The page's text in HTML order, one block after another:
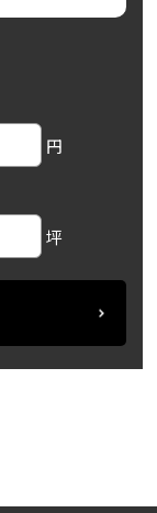
円
坪